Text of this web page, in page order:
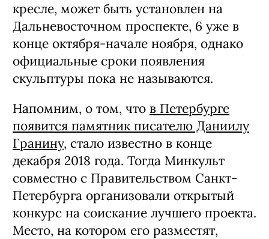
кресле, может быть установлен на
Дальневосточном проспекте, 6 уже в
конце октября-начале ноября, однако
официальные сроки появления
скульптуры пока не называются.
Напомним, о том, что в Петербурге
появится памятник писателю Даниилу
Гранину, стало известно в конце
декабря 2018 года. Тогда Минкульт
совместно с Правительством Санкт-
Петербурга организовали открытый
конкурс на соискание лучшего проекта.
Место, на котором его разместят,